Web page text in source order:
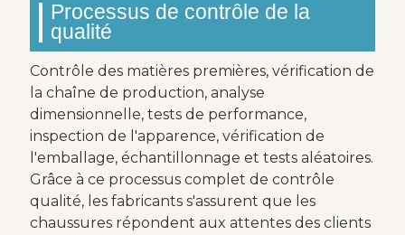
Processus de contrôle de la
qualité
Contrôle des matières premières, vérification de
la chaîne de production, analyse
dimensionnelle, tests de performance,
inspection de l'apparence, vérification de
l'emballage, échantillonnage et tests aléatoires.
Grâce à ce processus complet de contrôle
qualité, les fabricants s'assurent que les
chaussures répondent aux attentes des clients